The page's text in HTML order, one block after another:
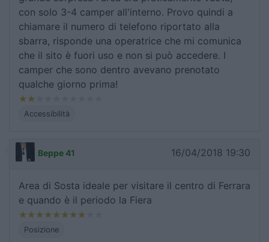
con solo 3-4 camper all'interno. Provo quindi a
chiamare il numero di telefono riportato alla
sbarra, risponde una operatrice che mi comunica
che il sito è fuori uso e non si può accedere. I
camper che sono dentro avevano prenotato
qualche giorno prima!
Accessibilità
Beppe 41 16/04/2018 19:30
Area di Sosta ideale per visitare il centro di Ferrara
e quando è il periodo la Fiera
Posizione